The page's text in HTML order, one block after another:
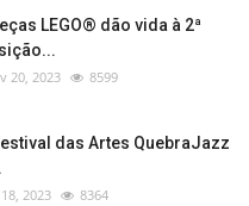
LEGO® dão vida à 2ª
20, 2023 8599
das Artes QuebraJazz
2023 8364